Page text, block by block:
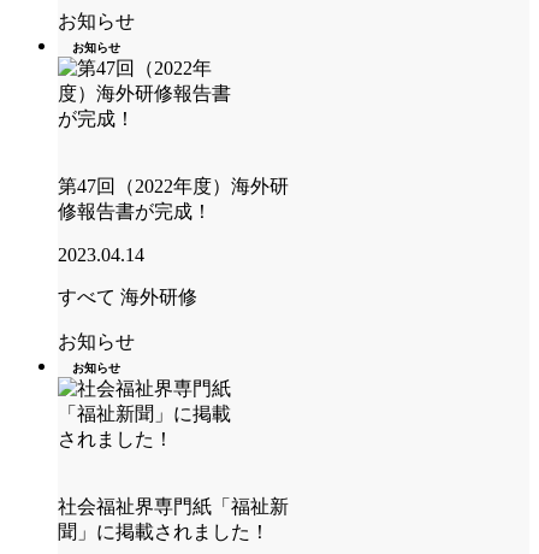
お知らせ
お知らせ
第47回（2022年度）海外研
修報告書が完成！
2023.04.14
すべて 海外研修
お知らせ
お知らせ
社会福祉界専門紙「福祉新
聞」に掲載されました！